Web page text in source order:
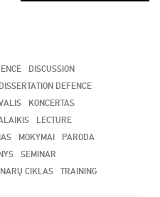
DISCUSSION
DISSERTATION DEFENCE
KONCERTAS
LECTURE
MOKYMAI
PARODA
SEMINAR
CIKLAS TRAINING